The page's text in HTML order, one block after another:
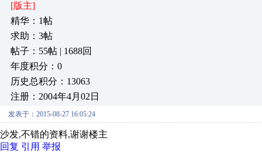
[版主]
精华：1帖
求助：3帖
帖子：55帖 | 1688回
年度积分：0
历史总积分：13063
注册：2004年4月02日
发表于：2015-08-27 16:05:24
沙发,不错的资料,谢谢楼主
回复 引用 举报